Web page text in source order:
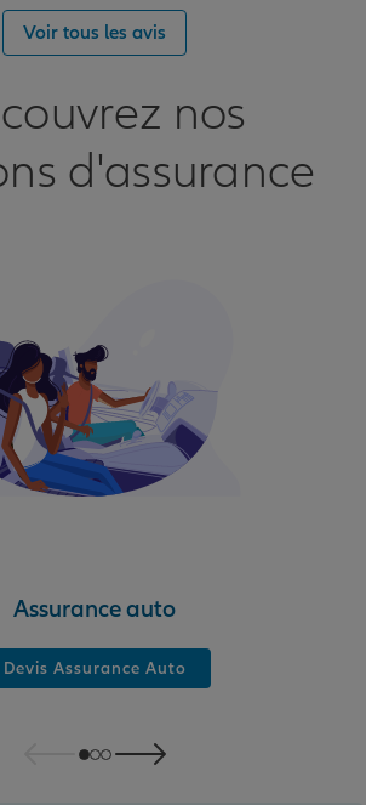
Voir tous les avis
nos
d'assurance
Assurance auto
Devis Assurance Auto